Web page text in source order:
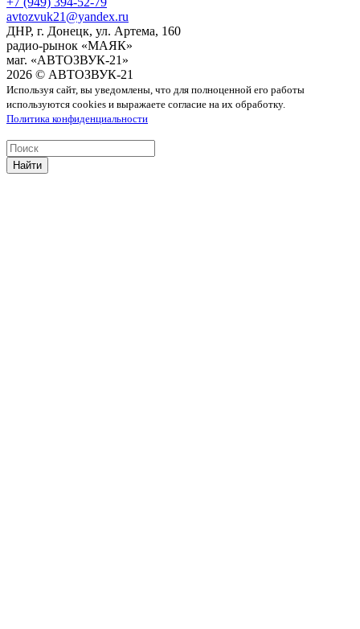
avtozvuk21@yandex.ru
ДНР, г. Донецк, ул. Артема, 160
радио-рынок «МАЯК»
маг. «АВТОЗВУК-21»
2026 © АВТОЗВУК-21
Используя сайт, вы уведомлены, что для полноценной его работы
используются cookies и выражаете согласие на их обработку.
Политика конфиденциальности
Найти